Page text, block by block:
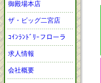
御殿場本店
ザ・ビッグ二宮店
ｺｲﾝﾗﾝﾄﾞﾘｰフローラ
求人情報
会社概要